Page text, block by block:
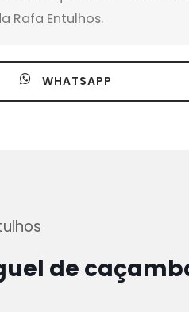
Rafa Entulhos.
WHATSAPP
de